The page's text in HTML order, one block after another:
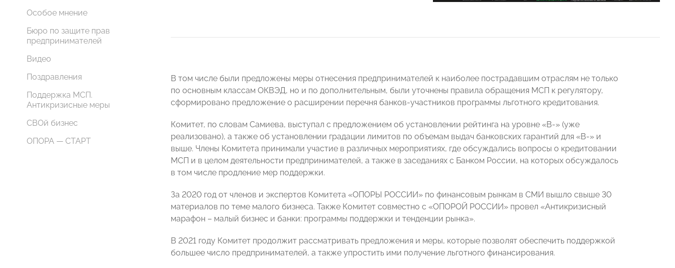
Особое мнение
Бюро по защите прав
предпринимателей
Видео
Поздравления
Поддержка МСП.
Антикризисные меры
СВОй бизнес
ОПОРА — СТАРТ
В том числе были предложены меры отнесения предпринимателей к наиболее пострадавшим отраслям не только
по основным классам ОКВЭД, но и по дополнительным, были уточнены правила обращения МСП к регулятору,
сформировано предложение о расширении перечня банков-участников программы льготного кредитования.
Комитет, по словам Самиева, выступал с предложением об установлении рейтинга на уровне «B-» (уже
реализовано), а также об установлении градации лимитов по объемам выдач банковских гарантий для «B-» и
выше. Члены Комитета принимали участие в различных мероприятиях, где обсуждались вопросы о кредитовании
МСП и в целом деятельности предпринимателей, а также в заседаниях с Банком России, на которых обсуждалось
в том числе продление мер поддержки.
За 2020 год от членов и экспертов Комитета «ОПОРЫ РОССИИ» по финансовым рынкам в СМИ вышло свыше 30
материалов по теме малого бизнеса. Также Комитет совместно с «ОПОРОЙ РОССИИ» провел «Антикризисный
марафон – малый бизнес и банки: программы поддержки и тенденции рынка».
В 2021 году Комитет продолжит рассматривать предложения и меры, которые позволят обеспечить поддержкой
большее число предпринимателей, а также упростить ими получение льготного финансирования.